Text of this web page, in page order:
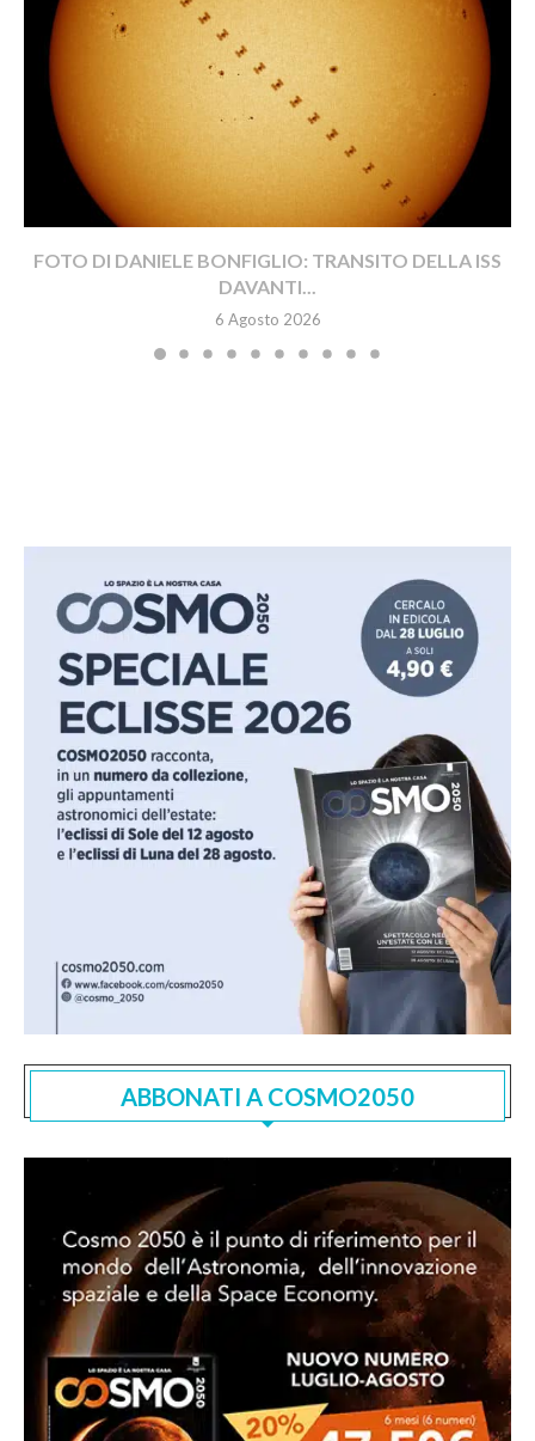
FOTO DI DANIELE BONFIGLIO: TRANSITO DELLA ISS
DAVANTI...
6 Agosto 2026
ABBONATI A COSMO2050